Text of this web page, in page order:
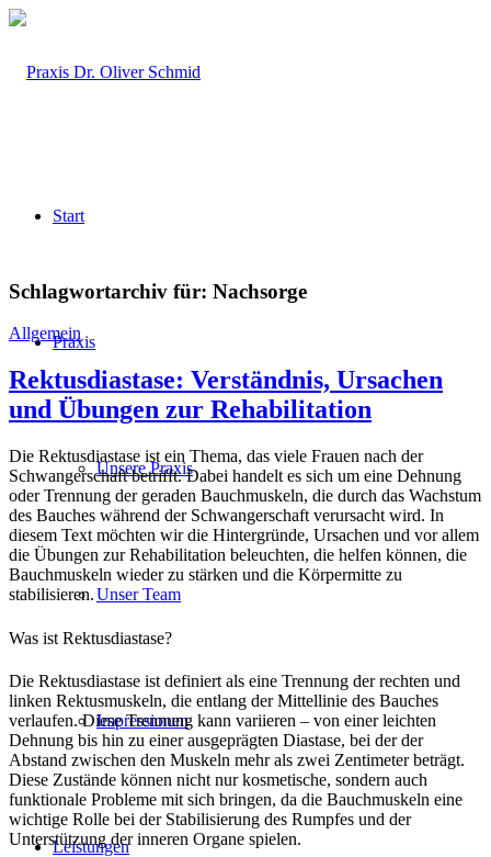
Start
Praxis
Unsere Praxis
Unser Team
Impressionen
Leistungen
Schlagwortarchiv für: Nachsorge
Allgemein
Rektusdiastase: Verständnis, Ursachen
und Übungen zur Rehabilitation
Die Rektusdiastase ist ein Thema, das viele Frauen nach der
Schwangerschaft betrifft. Dabei handelt es sich um eine Dehnung
oder Trennung der geraden Bauchmuskeln, die durch das Wachstum
des Bauches während der Schwangerschaft verursacht wird. In
diesem Text möchten wir die Hintergründe, Ursachen und vor allem
die Übungen zur Rehabilitation beleuchten, die helfen können, die
Bauchmuskeln wieder zu stärken und die Körpermitte zu
stabilisieren.
Was ist Rektusdiastase?
Die Rektusdiastase ist definiert als eine Trennung der rechten und
linken Rektusmuskeln, die entlang der Mittellinie des Bauches
verlaufen. Diese Trennung kann variieren – von einer leichten
Dehnung bis hin zu einer ausgeprägten Diastase, bei der der
Abstand zwischen den Muskeln mehr als zwei Zentimeter beträgt.
Diese Zustände können nicht nur kosmetische, sondern auch
funktionale Probleme mit sich bringen, da die Bauchmuskeln eine
wichtige Rolle bei der Stabilisierung des Rumpfes und der
Unterstützung der inneren Organe spielen.